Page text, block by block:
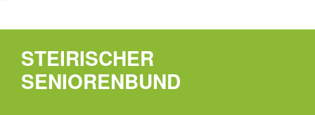
STEIRISCHER
SENIORENBUND